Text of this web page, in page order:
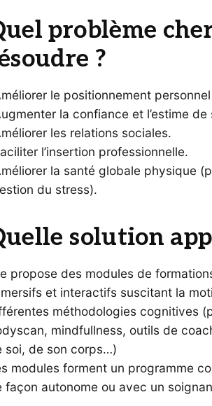
problème
?
le positionnement
la confiance et l’estime de
les relations sociales.
l’insertion professionnelle.
la santé globale physique
du stress).
solution
propose des modules de
et interactifs suscitant la
méthodologies cognitives
mindfullness, outils de
soi, de son corps…)
modules forment un programme
façon autonome ou avec un